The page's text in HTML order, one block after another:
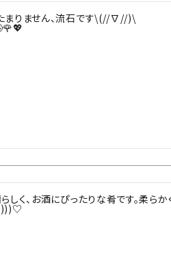
まりません、流石です\(//∇//)\
しく、お酒にぴったりな肴です。柔ら